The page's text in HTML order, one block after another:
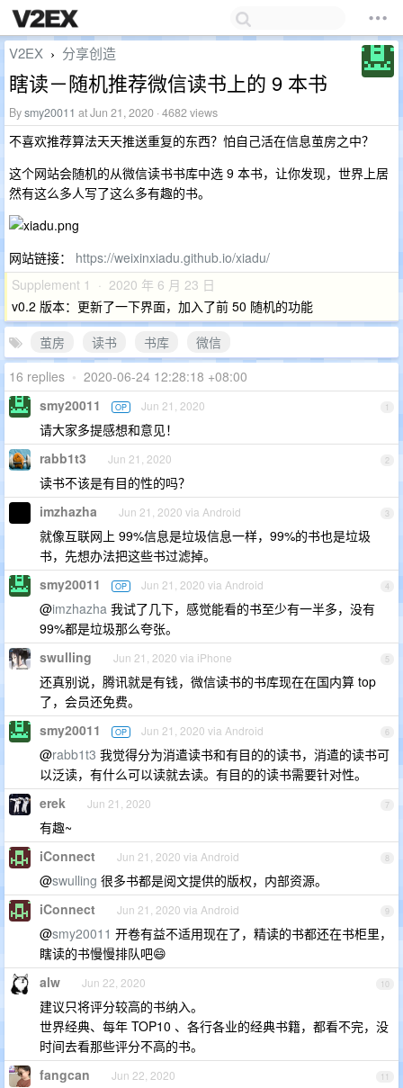
V2EX › 分享创造
瞎读－随机推荐微信读书上的 9 本书
Bysmy20011 at Jun 21, 2020 · 4682 views
不喜欢推荐算法天天推送重复的东西？怕自己活在信息茧房之中？
这个网站会随机的从微信读书书库中选 9 本书，让你发现，世界上居
然有这么多人写了这么多有趣的书。
网站链接： https://weixinxiadu.github.io/xiadu/
Supplement 1 · 2020 年 6 月 23 日
v0.2 版本：更新了一下界面，加入了前 50 随机的功能
茧房
读书 书库
微信
16 replies • 2020-06-24 12:28:18 +08:00
1
smy20011 OP Jun 21, 2020
请大家多提感想和意见！
2
rabb1t3 Jun 21, 2020
读书不该是有目的性的吗？
3
imzhazha Jun 21, 2020 via Android
就像互联网上 99%信息是垃圾信息一样，99%的书也是垃圾
书，先想办法把这些书过滤掉。
4
smy20011 OP Jun 21, 2020 via Android
@imzhazha 我试了几下，感觉能看的书至少有一半多，没有
99%都是垃圾那么夸张。
5
swulling Jun 21, 2020 via iPhone
还真别说，腾讯就是有钱，微信读书的书库现在在国内算 top
了，会员还免费。
6
smy20011 OP Jun 21, 2020 via Android
@rabb1t3 我觉得分为消遣读书和有目的的读书，消遣的读书可
以泛读，有什么可以读就去读。有目的的读书需要针对性。
7
erek Jun 21, 2020
有趣~
8
iConnect Jun 21, 2020 via Android
@swulling 很多书都是阅文提供的版权，内部资源。
9
iConnect Jun 21, 2020 via Android
@smy20011 开卷有益不适用现在了，精读的书都还在书柜里，
瞎读的书慢慢排队吧😄
10
alw Jun 22, 2020
建议只将评分较高的书纳入。
世界经典、每年 TOP10 、各行各业的经典书籍，都看不完，没
时间去看那些评分不高的书。
11
fangcan Jun 22, 2020